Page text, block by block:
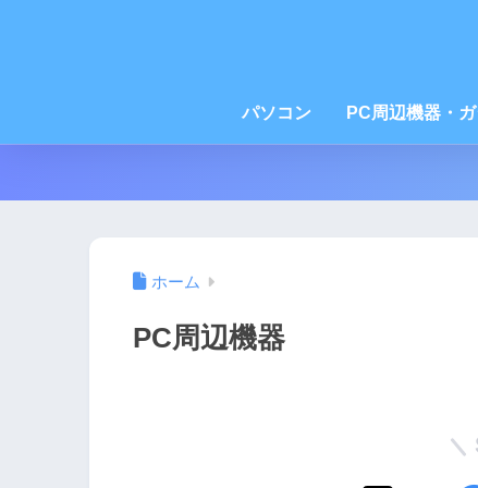
パソコン PC周辺機器・
ホーム
PC周辺機器